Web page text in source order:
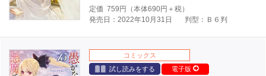
定価 759 円（本体690円＋税）
発売日：2022年10月31日
判型：Ｂ６判
コミックス
試し読みをする
電子版